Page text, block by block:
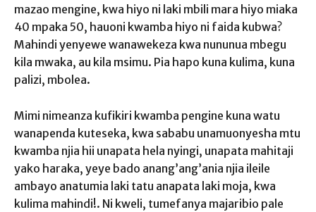
mazao mengine, kwa hiyo ni laki mbili mara hiyo miaka
40 mpaka 50, hauoni kwamba hiyo ni faida kubwa?
Mahindi yenyewe wanawekeza kwa nununua mbegu
kila mwaka, au kila msimu. Pia hapo kuna kulima, kuna
palizi, mbolea.
Mimi nimeanza kufikiri kwamba pengine kuna watu
wanapenda kuteseka, kwa sababu unamuonyesha mtu
kwamba njia hii unapata hela nyingi, unapata mahitaji
yako haraka, yeye bado anang’ang’ania njia ileile
ambayo anatumia laki tatu anapata laki moja, kwa
kulima mahindi!. Ni kweli, tumefanya majaribio pale